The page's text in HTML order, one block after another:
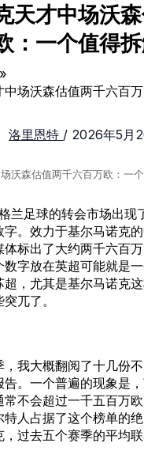
天才中场沃
：一个值得
中场沃森估值两千六百
洛里恩特 / 2026年5月
沃森估值两千六百万欧：一
兰足球的转会市场出现
字。效力于基尔马诺克
标出了大约两千六百万
数字放在英超可能就是
，尤其是基尔马诺克这
兀了。
，我大概翻阅了十几份
告。一个普遍的现象是
常不会超过一千五百万
人占据了这个榜单的绝
，过去五个赛季的平均